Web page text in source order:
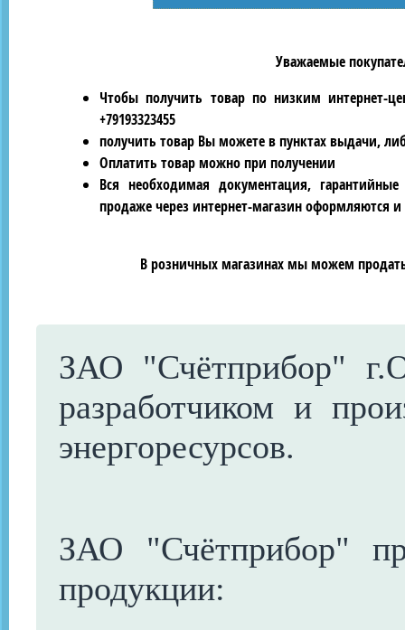
Уважаемые
Чтобы получить товар по низким интернет-
+79193323455
получить товар Вы можете в пунктах выдачи,
Оплатить товар можно при получении
Вся необходимая документация,
продаже через интернет-магазин оформляются
В розничных магазинах мы можем
ЗАО "Счётприбор"
разработчиком и
энергоресурсов.
ЗАО "Счётприбор"
продукции: